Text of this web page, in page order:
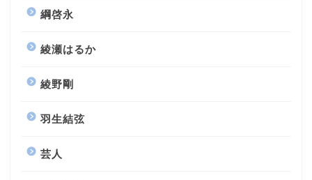
綱啓永
綾瀬はるか
綾野剛
羽生結弦
芸人